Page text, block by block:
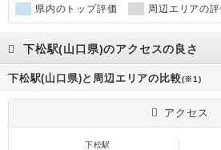
県内のトップ評価 周辺エリアの評
下松駅(山口県)のアクセスの良さ
下松駅(山口県)と周辺エリアの比較(※1)
アクセス
下松駅